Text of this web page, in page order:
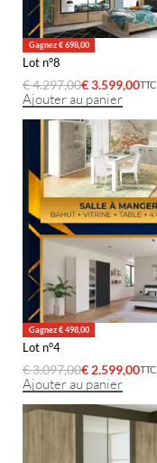
Gagnez € 698,00
Lot n°8
€4.297,00€3.599,00TTC
Ajouter au panier
Gagnez € 498,00
Lot n°4
€3.097,00€ 2.599,00TTC
Ajouter au panier